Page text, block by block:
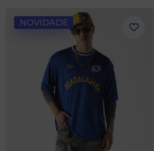
NOVIDADE